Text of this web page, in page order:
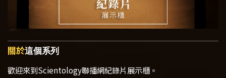
關於這個系列
歡迎來到Scientology聯播網紀錄片展示櫃。